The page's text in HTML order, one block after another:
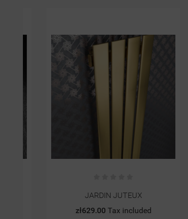
JARDIN JUTEUX
zł629.00Tax included